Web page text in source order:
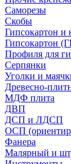
Саморезы
Скобы
Гипсокартон
Гипсокартон
Профиля для
Серпянки
Уголки и
Древесно-
МДФ плита
ДВП
ДСП и ЛДСП
ОСП
Фанера
Малярный и